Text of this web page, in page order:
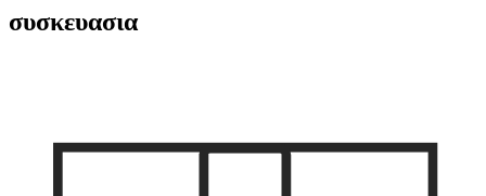
συσκευασια